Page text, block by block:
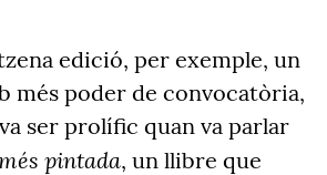
edició, per exemple, un
més poder de convocatòria,
ser prolífic quan va parlar
pintada, un llibre que